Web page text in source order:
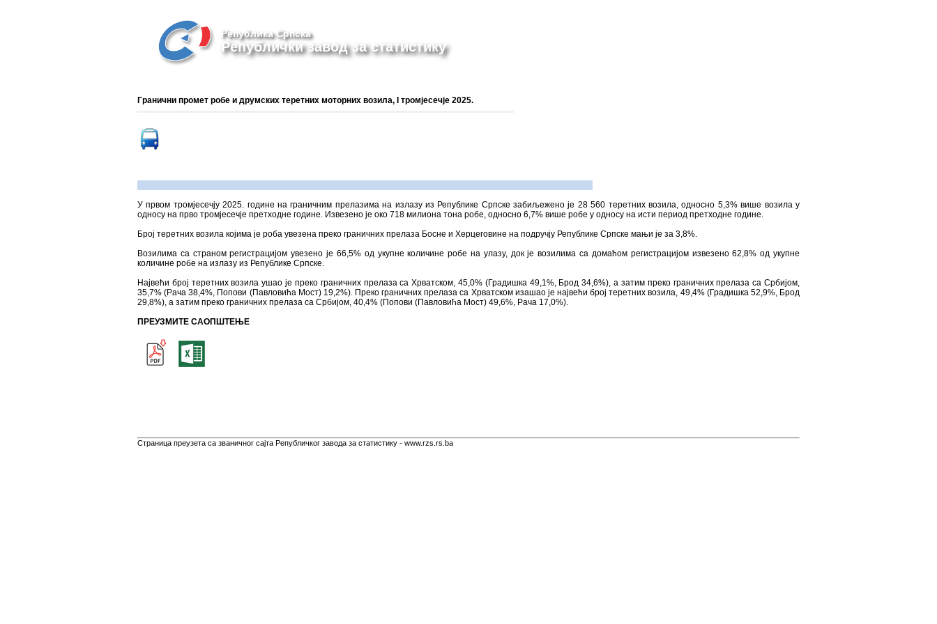
Република Српска
Републички завод за статистику
Гранични промет робе и друмских теретних моторних возила, I тромјесечје 2025.
У првом тромјесечју 2025. године на граничним прелазима на излазу из Републике Српске забиљежено је 28 560 теретних возила, односно 5,3% више возила у
односу на прво тромјесечје претходне године. Извезено је око 718 милиона тона робе, односно 6,7% више робе у односу на исти период претходне године.
Број теретних возила којима је роба увезена преко граничних прелаза Босне и Херцеговине на подручју Републике Српске мањи је за 3,8%.
Возилима са страном регистрацијом увезено је 66,5% од укупне количине робе на улазу, док је возилима са домаћом регистрацијом извезено 62,8% од укупне
количине робе на излазу из Републике Српске.
Највећи број теретних возила ушао је преко граничних прелаза са Хрватском, 45,0% (Градишка 49,1%, Брод 34,6%), а затим преко граничних прелаза са Србијом,
35,7% (Рача 38,4%, Попови (Павловића Мост) 19,2%). Преко граничних прелаза са Хрватском изашао је највећи број теретних возила, 49,4% (Градишка 52,9%, Брод
29,8%), а затим преко граничних прелаза са Србијом, 40,4% (Попови (Павловића Мост) 49,6%, Рача 17,0%).
ПРЕУЗМИТЕ САОПШТЕЊЕ
Страница преузета са званичног сајта Републичког завода за статистику - www.rzs.rs.ba